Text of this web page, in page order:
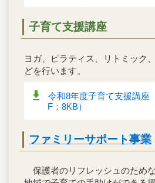
子育て支援講座
ヨガ、ピラティス、リトミック
どを行います。
令和8年度子育て支援講
F：8KB）
ファミリーサポート事業
保護者のリフレッシュのため